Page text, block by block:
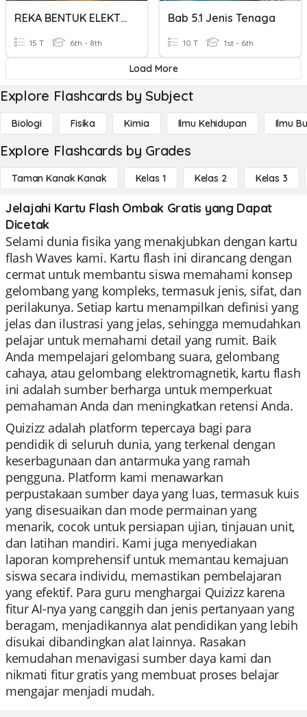
REKA BENTUK ELEKTRIK
15 T 6th - 8th
Bab 5.1 Jenis Tenaga
10 T 1st - 6th
Load More
Explore Flashcards by Subject
Biologi Fisika Kimia Ilmu Kehidupan Ilmu
Explore Flashcards by Grades
Taman Kanak Kanak Kelas 1 Kelas 2 Kelas 3
Jelajahi Kartu Flash Ombak Gratis yang Dapat
Dicetak
Selami dunia fisika yang menakjubkan dengan kartu
flash Waves kami. Kartu flash ini dirancang dengan
cermat untuk membantu siswa memahami konsep
gelombang yang kompleks, termasuk jenis, sifat, dan
perilakunya. Setiap kartu menampilkan definisi yang
jelas dan ilustrasi yang jelas, sehingga memudahkan
pelajar untuk memahami detail yang rumit. Baik
Anda mempelajari gelombang suara, gelombang
cahaya, atau gelombang elektromagnetik, kartu flash
ini adalah sumber berharga untuk memperkuat
pemahaman Anda dan meningkatkan retensi Anda.
Quizizz adalah platform tepercaya bagi para
pendidik di seluruh dunia, yang terkenal dengan
keserbagunaan dan antarmuka yang ramah
pengguna. Platform kami menawarkan
perpustakaan sumber daya yang luas, termasuk kuis
yang disesuaikan dan mode permainan yang
menarik, cocok untuk persiapan ujian, tinjauan unit,
dan latihan mandiri. Kami juga menyediakan
laporan komprehensif untuk memantau kemajuan
siswa secara individu, memastikan pembelajaran
yang efektif. Para guru menghargai Quizizz karena
fitur AI-nya yang canggih dan jenis pertanyaan yang
beragam, menjadikannya alat pendidikan yang lebih
disukai dibandingkan alat lainnya. Rasakan
kemudahan menavigasi sumber daya kami dan
nikmati fitur gratis yang membuat proses belajar
mengajar menjadi mudah.